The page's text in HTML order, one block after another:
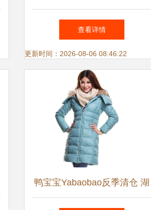
秘密
查看详情
更新时间：2026-08-06 08:46:22
鸭宝宝Yabaobao反季清仓 湖